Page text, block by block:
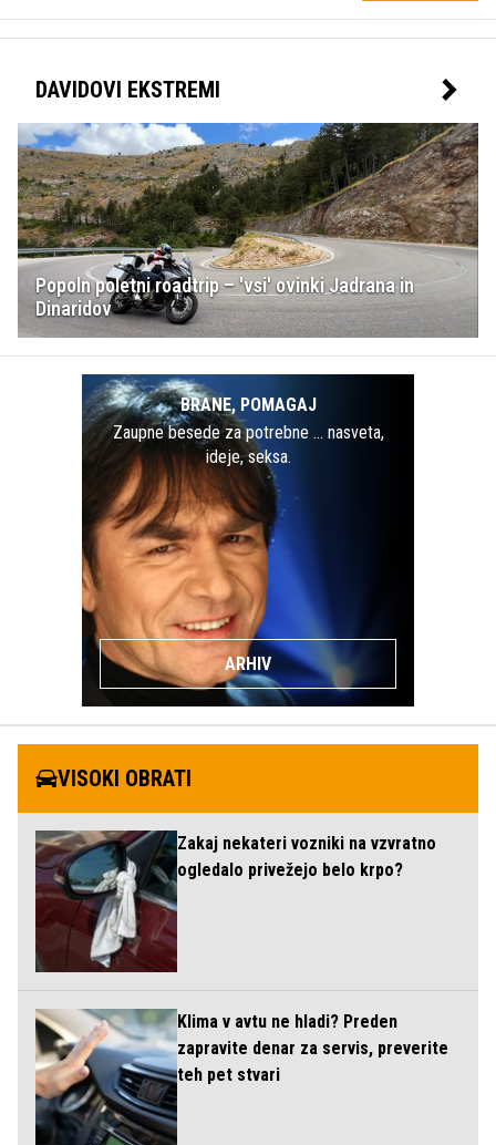
DAVIDOVI EKSTREMI
Popoln poletni roadtrip – 'vsi' ovinki Jadrana in
Dinaridov
BRANE, POMAGAJ
Zaupne besede za potrebne … nasveta,
ideje, seksa.
ARHIV
VISOKI OBRATI
Zakaj nekateri vozniki na vzvratno
ogledalo privežejo belo krpo?
Klima v avtu ne hladi? Preden
zapravite denar za servis, preverite
teh pet stvari